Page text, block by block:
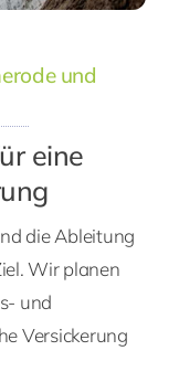
und
eine
die Ableitung
Wir planen
und
Versickerung